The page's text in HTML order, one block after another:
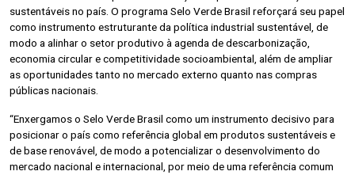
sustentáveis no país. O programa Selo Verde Brasil reforçará seu papel
como instrumento estruturante da política industrial sustentável, de
modo a alinhar o setor produtivo à agenda de descarbonização,
economia circular e competitividade socioambiental, além de ampliar
as oportunidades tanto no mercado externo quanto nas compras
públicas nacionais.
“Enxergamos o Selo Verde Brasil como um instrumento decisivo para
posicionar o país como referência global em produtos sustentáveis e
de base renovável, de modo a potencializar o desenvolvimento do
mercado nacional e internacional, por meio de uma referência comum